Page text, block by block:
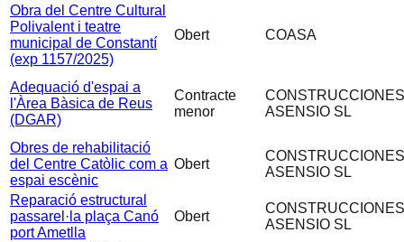
Obra del Centre Cultural
Polivalent i teatre
municipal de Constantí
(exp 1157/2025)
Obert COASA
Adequació d'espai a
l'Àrea Bàsica de Reus
(DGAR)
Contracte
menor
CONSTRUCCIONES
ASENSIO SL
Obres de rehabilitació
del Centre Catòlic com a
espai escènic
Obert
CONSTRUCCIONES
ASENSIO SL
Reparació estructural
passarel·la plaça Canó
port Ametlla
Obert
CONSTRUCCIONES
ASENSIO SL